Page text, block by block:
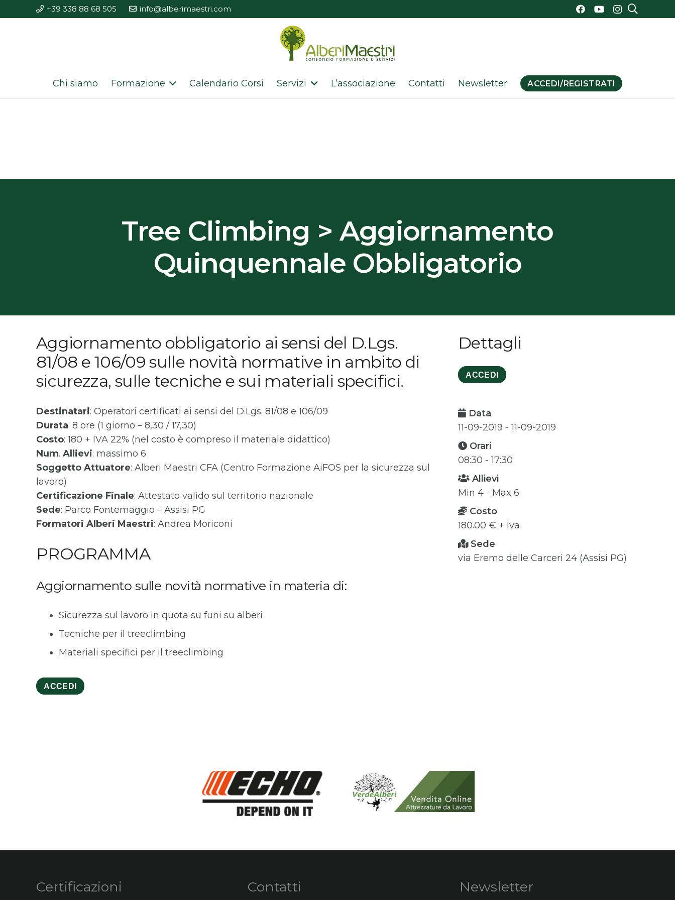
+39 338 88 68 505 info@alberimaestri.com
Chi siamo Formazione Calendario Corsi Servizi L’associazione Contatti Newsletter ACCEDI/REGISTRATI
Tree Climbing > Aggiornamento
Quinquennale Obbligatorio
Aggiornamento obbligatorio ai sensi del D.Lgs.
81/08 e 106/09 sulle novità normative in ambito di
sicurezza, sulle tecniche e sui materiali specifici.
Destinatari: Operatori certificati ai sensi del D.Lgs. 81/08 e 106/09
Durata: 8 ore (1 giorno – 8,30 / 17,30)
Costo: 180 + IVA 22% (nel costo è compreso il materiale didattico)
Num. Allievi: massimo 6
Soggetto Attuatore: Alberi Maestri CFA (Centro Formazione AiFOS per la sicurezza sul
lavoro)
Certificazione Finale: Attestato valido sul territorio nazionale
Sede: Parco Fontemaggio – Assisi PG
Formatori Alberi Maestri: Andrea Moriconi
PROGRAMMA
Aggiornamento sulle novità normative in materia di:
Sicurezza sul lavoro in quota su funi su alberi
Tecniche per il treeclimbing
Materiali specifici per il treeclimbing
ACCEDI
Dettagli
ACCEDI
Data
11-09-2019 - 11-09-2019
Orari
08:30 - 17:30
Allievi
Min 4 - Max 6
Costo
180.00 € + Iva
Sede
via Eremo delle Carceri 24 (Assisi PG)
Certificazioni Contatti Newsletter